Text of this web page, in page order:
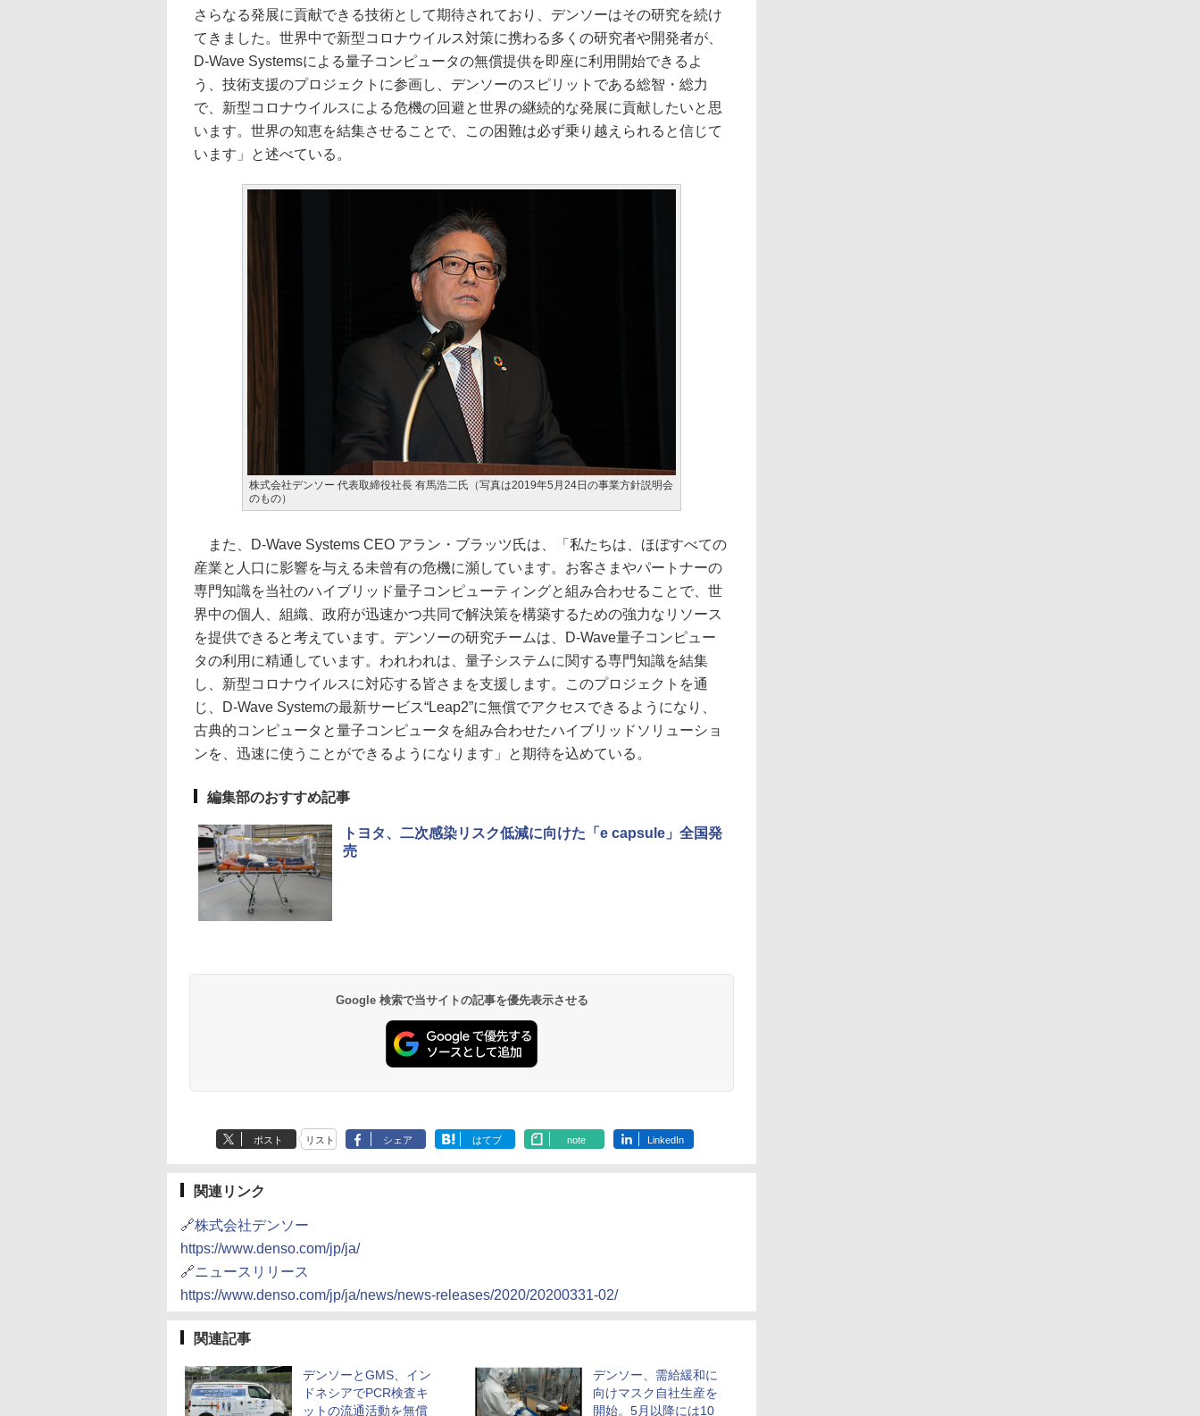
さらなる発展に貢献できる技術として期待されており、デンソーはその研究を続け
てきました。世界中で新型コロナウイルス対策に携わる多くの研究者や開発者が、
D-Wave Systemsによる量子コンピュータの無償提供を即座に利用開始できるよ
う、技術支援のプロジェクトに参画し、デンソーのスピリットである総智・総力
で、新型コロナウイルスによる危機の回避と世界の継続的な発展に貢献したいと思
います。世界の知恵を結集させることで、この困難は必ず乗り越えられると信じて
います」と述べている。
株式会社デンソー 代表取締役社長 有馬浩二氏（写真は2019年5月24日の事業方針説明会
のもの）
また、D-Wave Systems CEO アラン・ブラッツ氏は、「私たちは、ほぼすべての
産業と人口に影響を与える未曾有の危機に瀕しています。お客さまやパートナーの
専門知識を当社のハイブリッド量子コンピューティングと組み合わせることで、世
界中の個人、組織、政府が迅速かつ共同で解決策を構築するための強力なリソース
を提供できると考えています。デンソーの研究チームは、D-Wave量子コンピュー
タの利用に精通しています。われわれは、量子システムに関する専門知識を結集
し、新型コロナウイルスに対応する皆さまを支援します。このプロジェクトを通
じ、D-Wave Systemの最新サービス“Leap2”に無償でアクセスできるようになり、
古典的コンピュータと量子コンピュータを組み合わせたハイブリッドソリューショ
ンを、迅速に使うことができるようになります」と期待を込めている。
編集部のおすすめ記事
トヨタ、二次感染リスク低減に向けた「e capsule」全国発
売
Google 検索で当サイトの記事を優先表示させる
ポスト リスト シェア はてブ note LinkedIn
関連リンク
🔗株式会社デンソー
https://www.denso.com/jp/ja/
🔗ニュースリリース
https://www.denso.com/jp/ja/news/news-releases/2020/20200331-02/
関連記事
デンソーとGMS、イン
ドネシアでPCR検査キ
ットの流通活動を無償
デンソー、需給緩和に
向けマスク自社生産を
開始。5月以降には10